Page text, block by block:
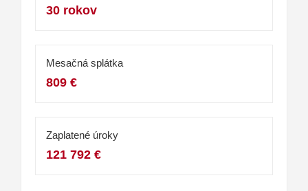
30 rokov
Mesačná splátka
809 €
Zaplatené úroky
121 792 €